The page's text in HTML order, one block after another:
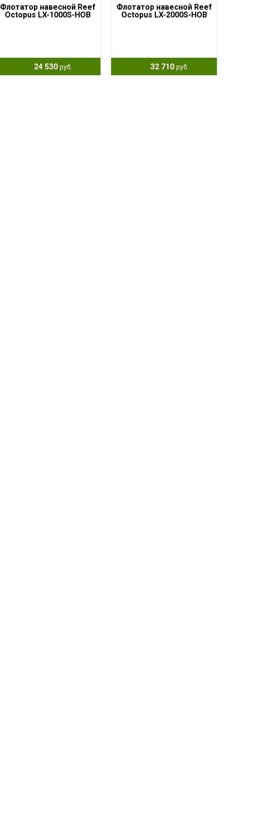
Флотатор навесной Reef
Octopus LX-1000S-HOB
24 530 руб.
Флотатор навесной Reef
Octopus LX-2000S-HOB
32 710 руб.